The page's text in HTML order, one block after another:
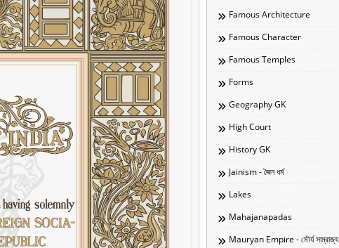
Famous Architecture
Famous Character
Famous Temples
Forms
Geography GK
High Court
History GK
Jainism - জৈন ধর্ম
Lakes
Mahajanapadas
Mauryan Empire - মৌর্য সাম্রাজ্য